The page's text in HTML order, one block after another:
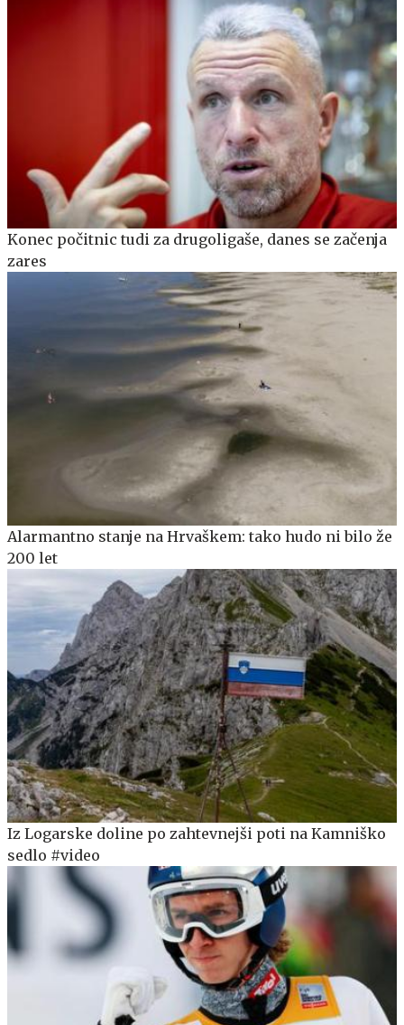
Konec počitnic tudi za drugoligaše, danes se začenja
zares
Alarmantno stanje na Hrvaškem: tako hudo ni bilo že
200 let
Iz Logarske doline po zahtevnejši poti na Kamniško
sedlo #video